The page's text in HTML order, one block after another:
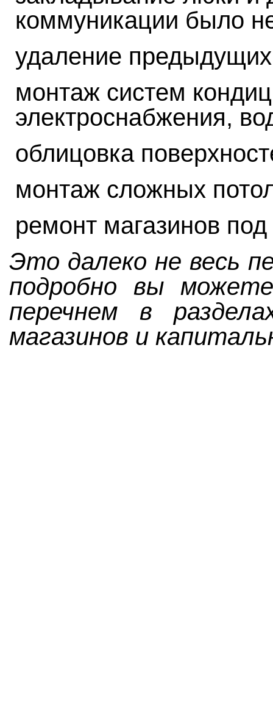
коммуникации было
удаление
монтаж систем
электроснабжения,
облицовка
монтаж сложных
ремонт магазинов
Это далеко не весь
подробно вы
перечнем в
магазинов и